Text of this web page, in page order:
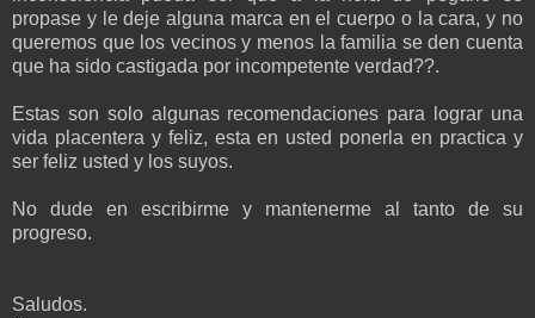
propase y le deje alguna marca en el cuerpo o la cara, y no
queremos que los vecinos y menos la familia se den cuenta
que ha sido castigada por incompetente verdad??.
Estas son solo algunas recomendaciones para lograr una
vida placentera y feliz, esta en usted ponerla en practica y
ser feliz usted y los suyos.
No dude en escribirme y mantenerme al tanto de su
progreso.
Saludos.